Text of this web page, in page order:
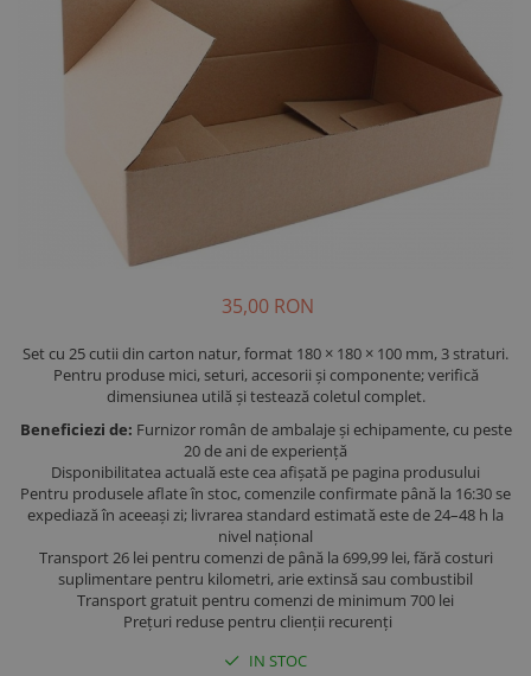
35,00 RON
Set cu 25 cutii din carton natur, format 180 × 180 × 100 mm, 3 straturi.
Pentru produse mici, seturi, accesorii și componente; verifică
dimensiunea utilă și testează coletul complet.
Beneficiezi de: Furnizor român de ambalaje și echipamente, cu peste
20 de ani de experiență
Disponibilitatea actuală este cea afișată pe pagina produsului
Pentru produsele aflate în stoc, comenzile confirmate până la 16:30 se
expediază în aceeași zi; livrarea standard estimată este de 24–48 h la
nivel național
Transport 26 lei pentru comenzi de până la 699,99 lei, fără costuri
suplimentare pentru kilometri, arie extinsă sau combustibil
Transport gratuit pentru comenzi de minimum 700 lei
Prețuri reduse pentru clienții recurenți
IN STOC